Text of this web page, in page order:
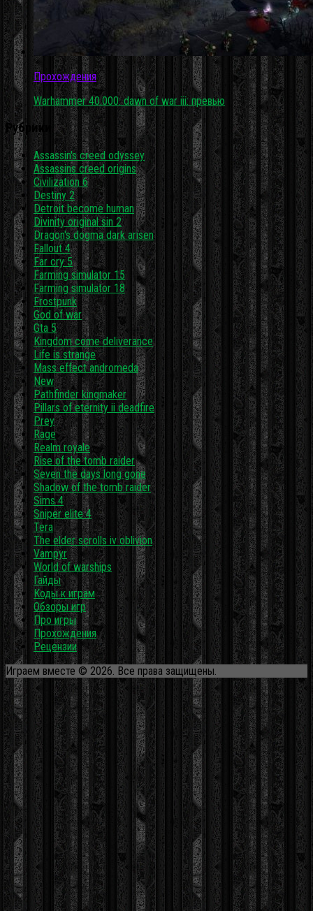
Прохождения
Warhammer 40.000: dawn of war iii: превью
Рубрики
Assassin's creed odyssey
Assassins creed origins
Civilization 6
Destiny 2
Detroit become human
Divinity original sin 2
Dragon's dogma dark arisen
Fallout 4
Far cry 5
Farming simulator 15
Farming simulator 18
Frostpunk
God of war
Gta 5
Kingdom come deliverance
Life is strange
Mass effect andromeda
New
Pathfinder kingmaker
Pillars of eternity ii deadfire
Prey
Rage
Realm royale
Rise of the tomb raider
Seven the days long gone
Shadow of the tomb raider
Sims 4
Sniper elite 4
Tera
The elder scrolls iv oblivion
Vampyr
World of warships
Гайды
Коды к играм
Обзоры игр
Про игры
Прохождения
Рецензии
Играем вместе © 2026. Все права защищены.